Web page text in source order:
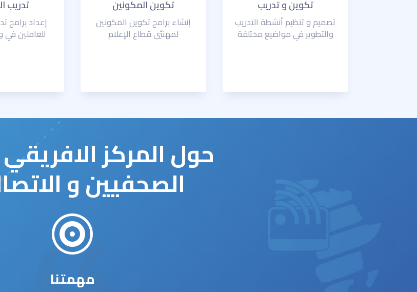
تدريب
إعداد برامج
للعاملين في
تكوين المكونين
إنشاء برامج تكوين المكونين
لمهنيّي قطاع الإعلام
تكوين و تدريب
تصميم و تنظيم أنشطة التدريب
والتطوير في مواضيع مختلفة
حول المركز
الصحفيين و

مهمتنا